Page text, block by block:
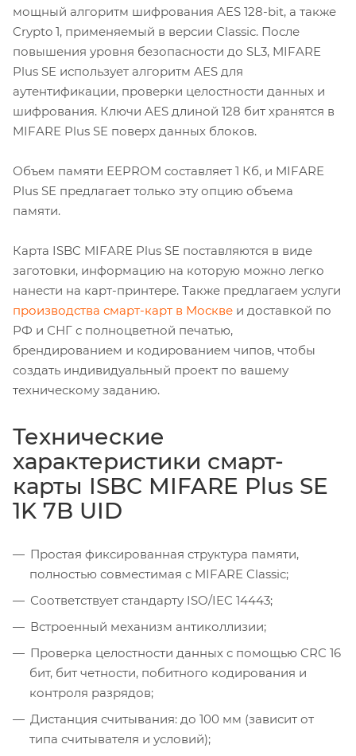
мощный алгоритм шифрования AES 128-bit, а также
Crypto 1, применяемый в версии Classic. После
повышения уровня безопасности до SL3, MIFARE
Plus SE использует алгоритм AES для
аутентификации, проверки целостности данных и
шифрования. Ключи AES длиной 128 бит хранятся в
MIFARE Plus SE поверх данных блоков.
Объем памяти EEPROM составляет 1 Кб, и MIFARE
Plus SE предлагает только эту опцию объема
памяти.
Карта ISBC MIFARE Plus SE поставляются в виде
заготовки, информацию на которую можно легко
нанести на карт-принтере. Также предлагаем услуги
производства смарт-карт в Москве и доставкой по
РФ и СНГ с полноцветной печатью,
брендированием и кодированием чипов, чтобы
создать индивидуальный проект по вашему
техническому заданию.
Технические
характеристики смарт-
карты ISBC MIFARE Plus SE
1K 7B UID
Простая фиксированная структура памяти,
полностью совместимая с MIFARE Classic;
Соответствует стандарту ISO/IEC 14443;
Встроенный механизм антиколлизии;
Проверка целостности данных с помощью CRC 16
бит, бит четности, побитного кодирования и
контроля разрядов;
Дистанция считывания: до 100 мм (зависит от
типа считывателя и условий);